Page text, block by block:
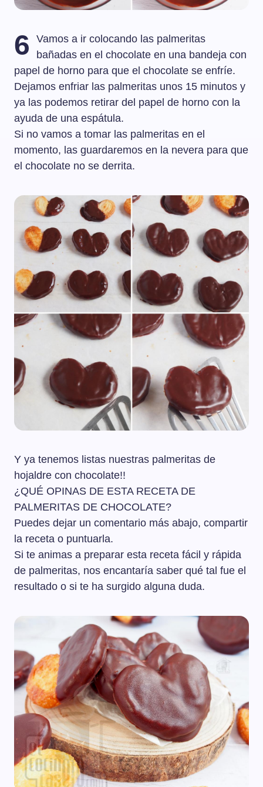
6
Vamos a ir colocando las palmeritas
bañadas en el chocolate en una bandeja con
papel de horno para que el chocolate se enfríe.
Dejamos enfriar las palmeritas unos 15 minutos y
ya las podemos retirar del papel de horno con la
ayuda de una espátula.
Si no vamos a tomar las palmeritas en el
momento, las guardaremos en la nevera para que
el chocolate no se derrita.
Y ya tenemos listas nuestras palmeritas de
hojaldre con chocolate!!
¿QUÉ OPINAS DE ESTA RECETA DE
PALMERITAS DE CHOCOLATE?
Puedes dejar un comentario más abajo, compartir
la receta o puntuarla.
Si te animas a preparar esta receta fácil y rápida
de palmeritas, nos encantaría saber qué tal fue el
resultado o si te ha surgido alguna duda.